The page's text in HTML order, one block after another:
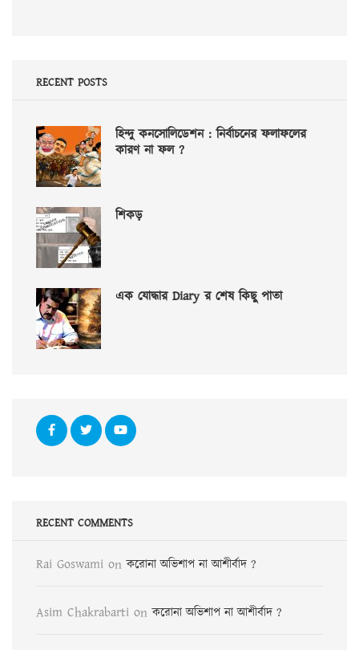
RECENT POSTS
হিন্দু কনসোলিডেশন : নির্বাচনের ফলাফলের
কারণ না ফল ?
শিকড়
এক যোদ্ধার Diary র শেষ কিছু পাতা
RECENT COMMENTS
Rai Goswami onকরোনা অভিশাপ না আশীর্বাদ ?
Asim Chakrabarti onকরোনা অভিশাপ না আশীর্বাদ ?